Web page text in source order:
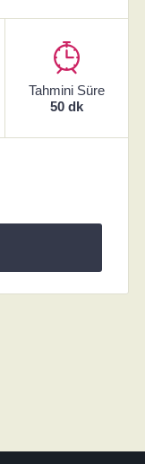
Tahmini Süre
50 dk